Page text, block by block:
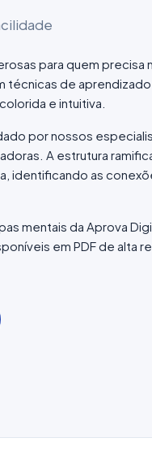
para quem precisa
de
e intuitiva.
por nossos
A estrutura
identificando as
mentais da Aprova
em PDF de alta